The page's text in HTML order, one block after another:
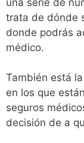
trata de dónde
donde podrás
médico.
También está
en los que
seguros
decisión de a